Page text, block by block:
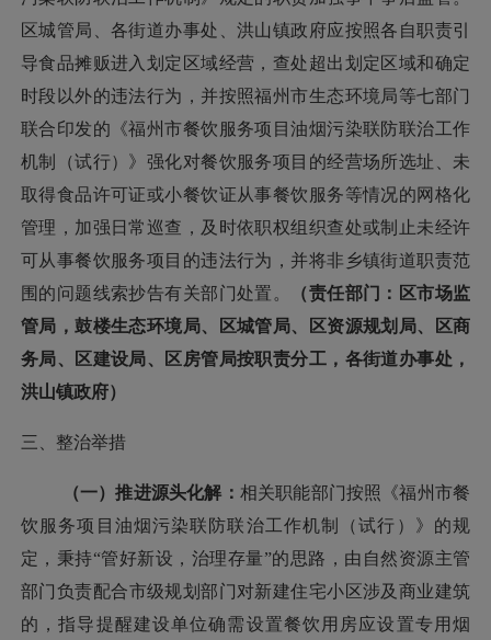
区城管局、各街道办事处、洪山镇政府应按照各自职责引
导食品摊贩进入划定区域经营，查处超出划定区域和确定
时段以外的违法行为， 并按照福州市生态环境局等七部门
联合印发的《福州市餐饮服务项目油烟污染联防联治工作
机制（试行）》强化对餐饮服务项目的经营场所选址、未
取得食品许可证或小餐饮证从事餐饮服务等情况的网格化
管理，加强日常巡查，及时依职权组织查处或制止未经许
可从事餐饮服务项目的违法行为，并将非乡镇街道职责范
围的问题线索抄告有关部门处置 。
（责任部门：区市场监
管局，鼓楼生态环境局、区城管局、区资源规划局、区商
务局、区建设局、区房管局按职责分工，各街道办事处，
洪山镇政府）
三、整治举措
（一）推进源头化解： 相关职能部门按照《福州市餐
饮服务项目油烟污染联防联治工作机制（试行）》的规
定，秉持“管好新设，治理存量”的思路，由 自然资源主管
部门负责配合市级规划部门对新建住宅小区涉及商业建筑
的，指导提醒建设单位确需设置餐饮用房应设置专用烟